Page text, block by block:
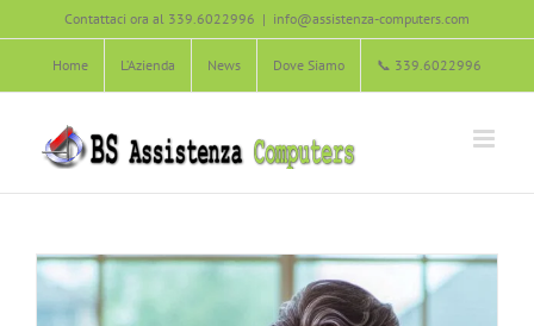
al
Contattaci ora al 339.6022996 | info@assistenza-computers.com
Home L’Azienda News Dove Siamo 📞 339.6022996
computer
Agliana Carmignano Manutenzione del Computer Montale